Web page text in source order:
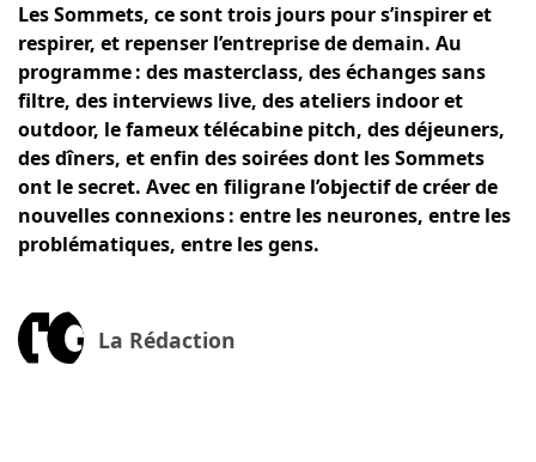
Les Sommets, ce sont trois jours pour s’inspirer et
respirer, et repenser l’entreprise de demain. Au
programme : des masterclass, des échanges sans
filtre, des interviews live, des ateliers indoor et
outdoor, le fameux télécabine pitch, des déjeuners,
des dîners, et enfin des soirées dont les Sommets
ont le secret. Avec en filigrane l’objectif de créer de
nouvelles connexions : entre les neurones, entre les
problématiques, entre les gens.
La Rédaction